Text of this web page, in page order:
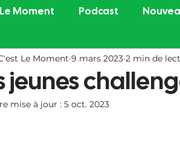
Moment Podcast
L'autre économie Tout
Tribune Portraits de
jeunes
Le Moment 9 mars 2023 2 min de
mise à jour : 5 oct. 2023